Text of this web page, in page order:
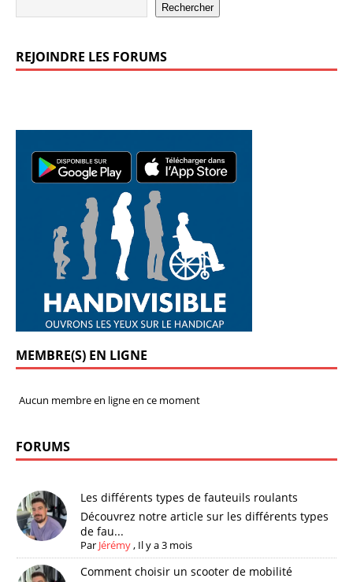
Rechercher
REJOINDRE LES FORUMS
MEMBRE(S) EN LIGNE
Aucun membre en ligne en ce moment
FORUMS
Les différents types de fauteuils roulants
Découvrez notre article sur les différents types
de fau...
Par Jérémy, Il y a 3 mois
Comment choisir un scooter de mobilité